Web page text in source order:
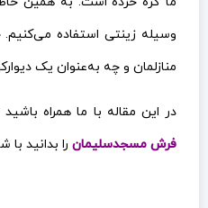
وسیله زینتی استفاده
منازلمان و چه به‌عنوان یک
در این مقاله با ما همراه
فرش مسجدسلیمان را بدانید